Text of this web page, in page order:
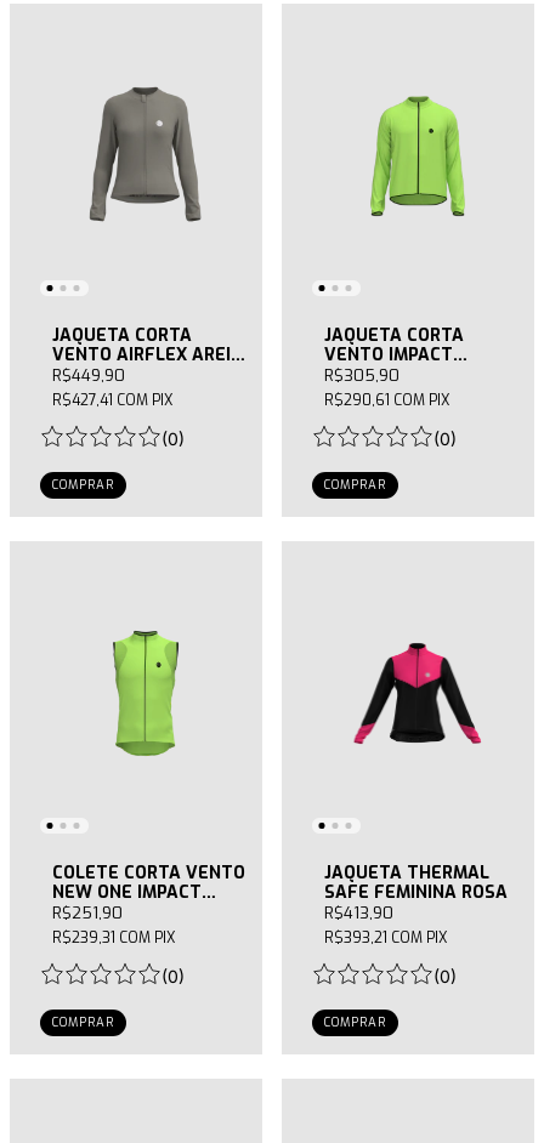
JAQUETA CORTA
VENTO AIRFLEX AREIA
FEMININA
R$449,90
R$427,41 COM PIX
(0)
COMPRAR
JAQUETA CORTA
VENTO IMPACT
FEMININA
R$305,90
R$290,61 COM PIX
(0)
COMPRAR
COLETE CORTA VENTO
NEW ONE IMPACT
FEMININO
R$251,90
R$239,31 COM PIX
(0)
COMPRAR
JAQUETA THERMAL
SAFE FEMININA ROSA
R$413,90
R$393,21 COM PIX
(0)
COMPRAR